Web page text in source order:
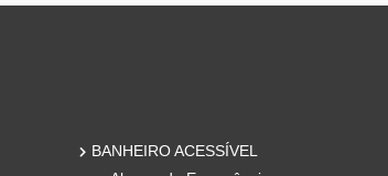
BANHEIRO ACESSÍVEL